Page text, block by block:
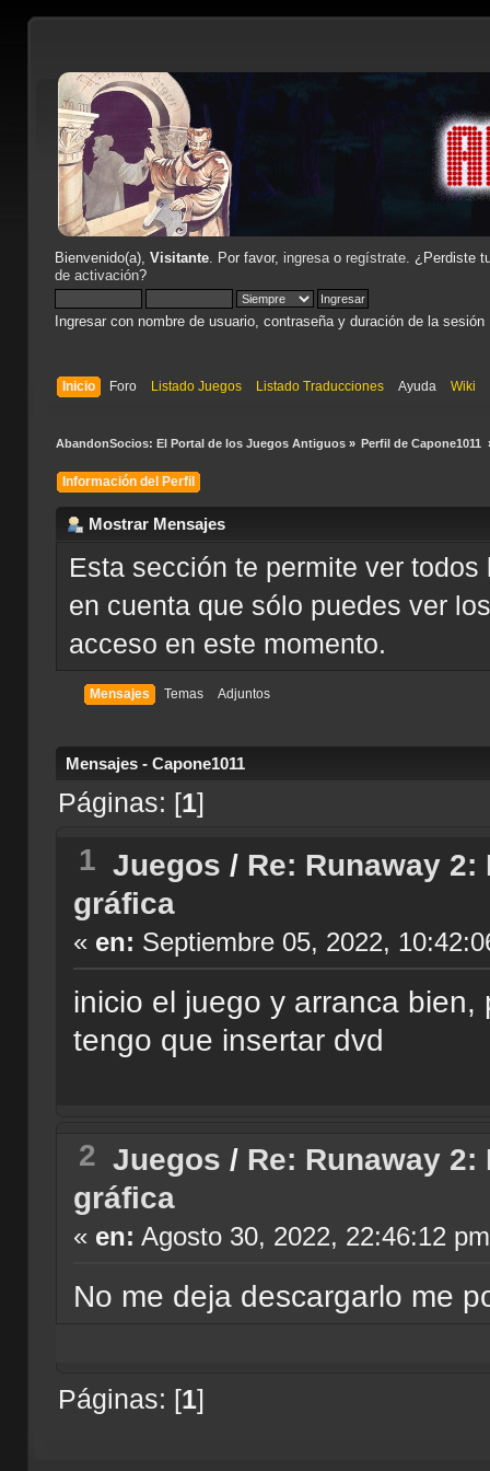
Bienvenido(a), Visitante. Por favor, ingresao regístrate. ¿Perdiste
de activación?
Ingresar con nombre de usuario, contraseña y duración de la sesión
Inicio Foro Listado Juegos Listado Traducciones Ayuda Wiki
AbandonSocios: El Portal de los Juegos Antiguos» Perfil de Capone1011
Información del Perfil
Mostrar Mensajes
Esta sección te permite ver
en cuenta que sólo puedes ver
acceso en este momento.
Mensajes Temas Adjuntos
Mensajes - Capone1011
Páginas: [1]
1 Juegos / Re: Runaway
gráfica
« en: Septiembre 05, 2022,
inicio el juego y arranca
tengo que insertar dvd
2 Juegos / Re: Runaway
gráfica
« en: Agosto 30, 2022, 22:46:12
No me deja descargarlo me
Páginas: [1]